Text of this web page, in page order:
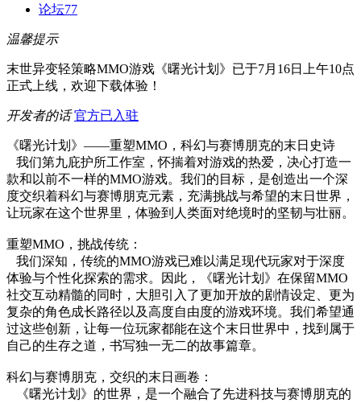
论坛77
温馨提示
末世异变轻策略MMO游戏《曙光计划》已于7月16日上午10点
正式上线，欢迎下载体验！
开发者的话 官方已入驻
《曙光计划》——重塑MMO，科幻与赛博朋克的末日史诗
我们第九庇护所工作室，怀揣着对游戏的热爱，决心打造一
款和以前不一样的MMO游戏。我们的目标，是创造出一个深
度交织着科幻与赛博朋克元素，充满挑战与希望的末日世界，
让玩家在这个世界里，体验到人类面对绝境时的坚韧与壮丽。
重塑MMO，挑战传统：
我们深知，传统的MMO游戏已难以满足现代玩家对于深度
体验与个性化探索的需求。因此，《曙光计划》在保留MMO
社交互动精髓的同时，大胆引入了更加开放的剧情设定、更为
复杂的角色成长路径以及高度自由度的游戏环境。我们希望通
过这些创新，让每一位玩家都能在这个末日世界中，找到属于
自己的生存之道，书写独一无二的故事篇章。
科幻与赛博朋克，交织的末日画卷：
《曙光计划》的世界，是一个融合了先进科技与赛博朋克的